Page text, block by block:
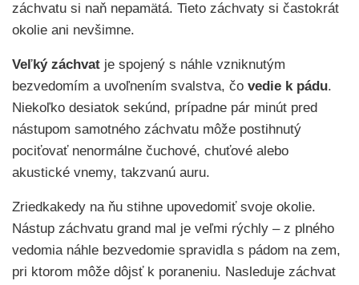
záchvatu si naň nepamätá. Tieto záchvaty si častokrát
okolie ani nevšimne.
Veľký záchvat je spojený s náhle vzniknutým
bezvedomím a uvoľnením svalstva, čo vedie k pádu.
Niekoľko desiatok sekúnd, prípadne pár minút pred
nástupom samotného záchvatu môže postihnutý
pociťovať nenormálne čuchové, chuťové alebo
akustické vnemy, takzvanú auru.
Zriedkakedy na ňu stihne upovedomiť svoje okolie.
Nástup záchvatu grand mal je veľmi rýchly – z plného
vedomia náhle bezvedomie spravidla s pádom na zem,
pri ktorom môže dôjsť k poraneniu. Nasleduje záchvat